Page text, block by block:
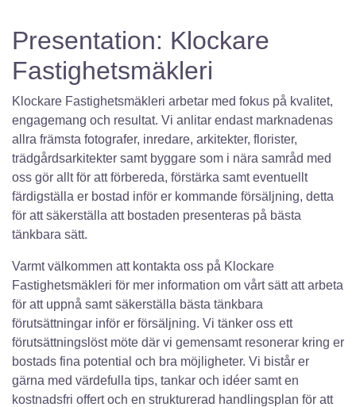
Presentation: Klockare
Fastighetsmäkleri
Klockare Fastighetsmäkleri arbetar med fokus på kvalitet,
engagemang och resultat. Vi anlitar endast marknadenas
allra främsta fotografer, inredare, arkitekter, florister,
trädgårdsarkitekter samt byggare som i nära samråd med
oss gör allt för att förbereda, förstärka samt eventuellt
färdigställa er bostad inför er kommande försäljning, detta
för att säkerställa att bostaden presenteras på bästa
tänkbara sätt.
Varmt välkommen att kontakta oss på Klockare
Fastighetsmäkleri för mer information om vårt sätt att arbeta
för att uppnå samt säkerställa bästa tänkbara
förutsättningar inför er försäljning. Vi tänker oss ett
förutsättningslöst möte där vi gemensamt resonerar kring er
bostads fina potential och bra möjligheter. Vi bistår er
gärna med värdefulla tips, tankar och idéer samt en
kostnadsfri offert och en strukturerad handlingsplan för att